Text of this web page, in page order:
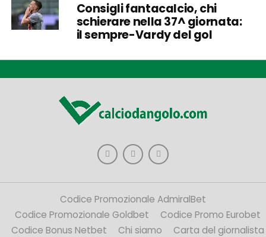
Consigli fantacalcio, chi
schierare nella 37^ giornata:
il sempre-Vardy del gol
Codice Promozionale AdmiralBet
Codice Promozionale Goldbet
Codice Promo Eurobet
Codice Bonus Netbet
Chi siamo
Carta del giornalista